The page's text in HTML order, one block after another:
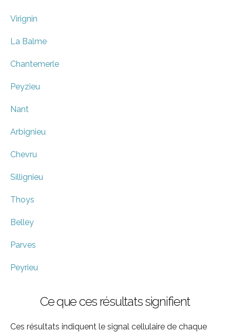
Virignin
La Balme
Chantemerle
Peyzieu
Nant
Arbignieu
Chevru
Sillignieu
Thoys
Belley
Parves
Peyrieu
Ce que ces résultats signifient
Ces résultats indiquent le signal cellulaire de chaque